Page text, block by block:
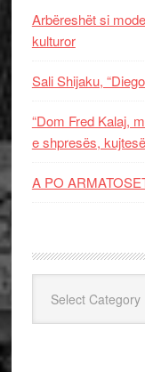
Arbëreshët si
kulturor
Sali Shijaku,
“Dom Fred Kalaj,
e shpresës,
A PO